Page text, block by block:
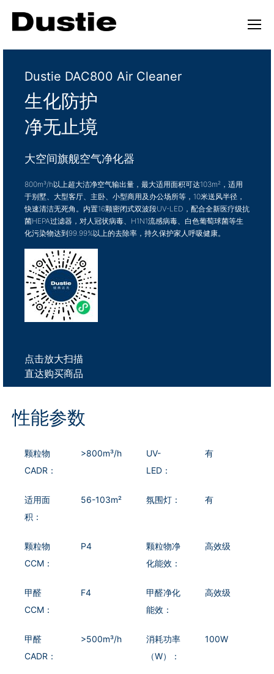
Dustie DAC800 Air Cleaner
生化防护
净无止境
大空间旗舰空气净化器
800m³/h以上超大洁净空气输出量，最大适用面积可达103m²，适用
于别墅、大型客厅、主卧、小型商用及办公场所等，10米送风半径，
快速清洁无死角。内置16颗密闭式双波段UV-LED，配合全新医疗级抗
菌HEPA过滤器，对人冠状病毒、H1N1流感病毒、白色葡萄球菌等生
化污染物达到99.99%以上的去除率，持久保护家人呼吸健康。
点击放大扫描
直达购买商品
性能参数
颗粒物
CADR：
>800m³/h
UV-
LED：
有
适用面
积：
56-103m² 氛围灯： 有
颗粒物
CCM：
P4
颗粒物净
化能效：
高效级
甲醛
CCM：
F4
甲醛净化
能效：
高效级
甲醛
CADR：
>500m³/h
消耗功率
（W）：
100W